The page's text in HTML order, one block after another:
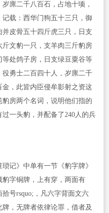
廪二千八百石，占地十顷，
载：西华门狗五十三只，御
皮骨五十四斤虎三只，日支
文豹一只，支羊肉三斤豹房
处鸽子房，日支绿豆粟谷等
勇士二百四十人，岁廪二千
，此皆内臣侵牟影射之资这
房两个名词，说明他们指的
一头豹，并配备了240人的兵
》中单有一节《豹字牌》
字铜牌，上有穿，两面有
号rsquo;，凡六字背面文六
，无牌者依律论罪，借者及